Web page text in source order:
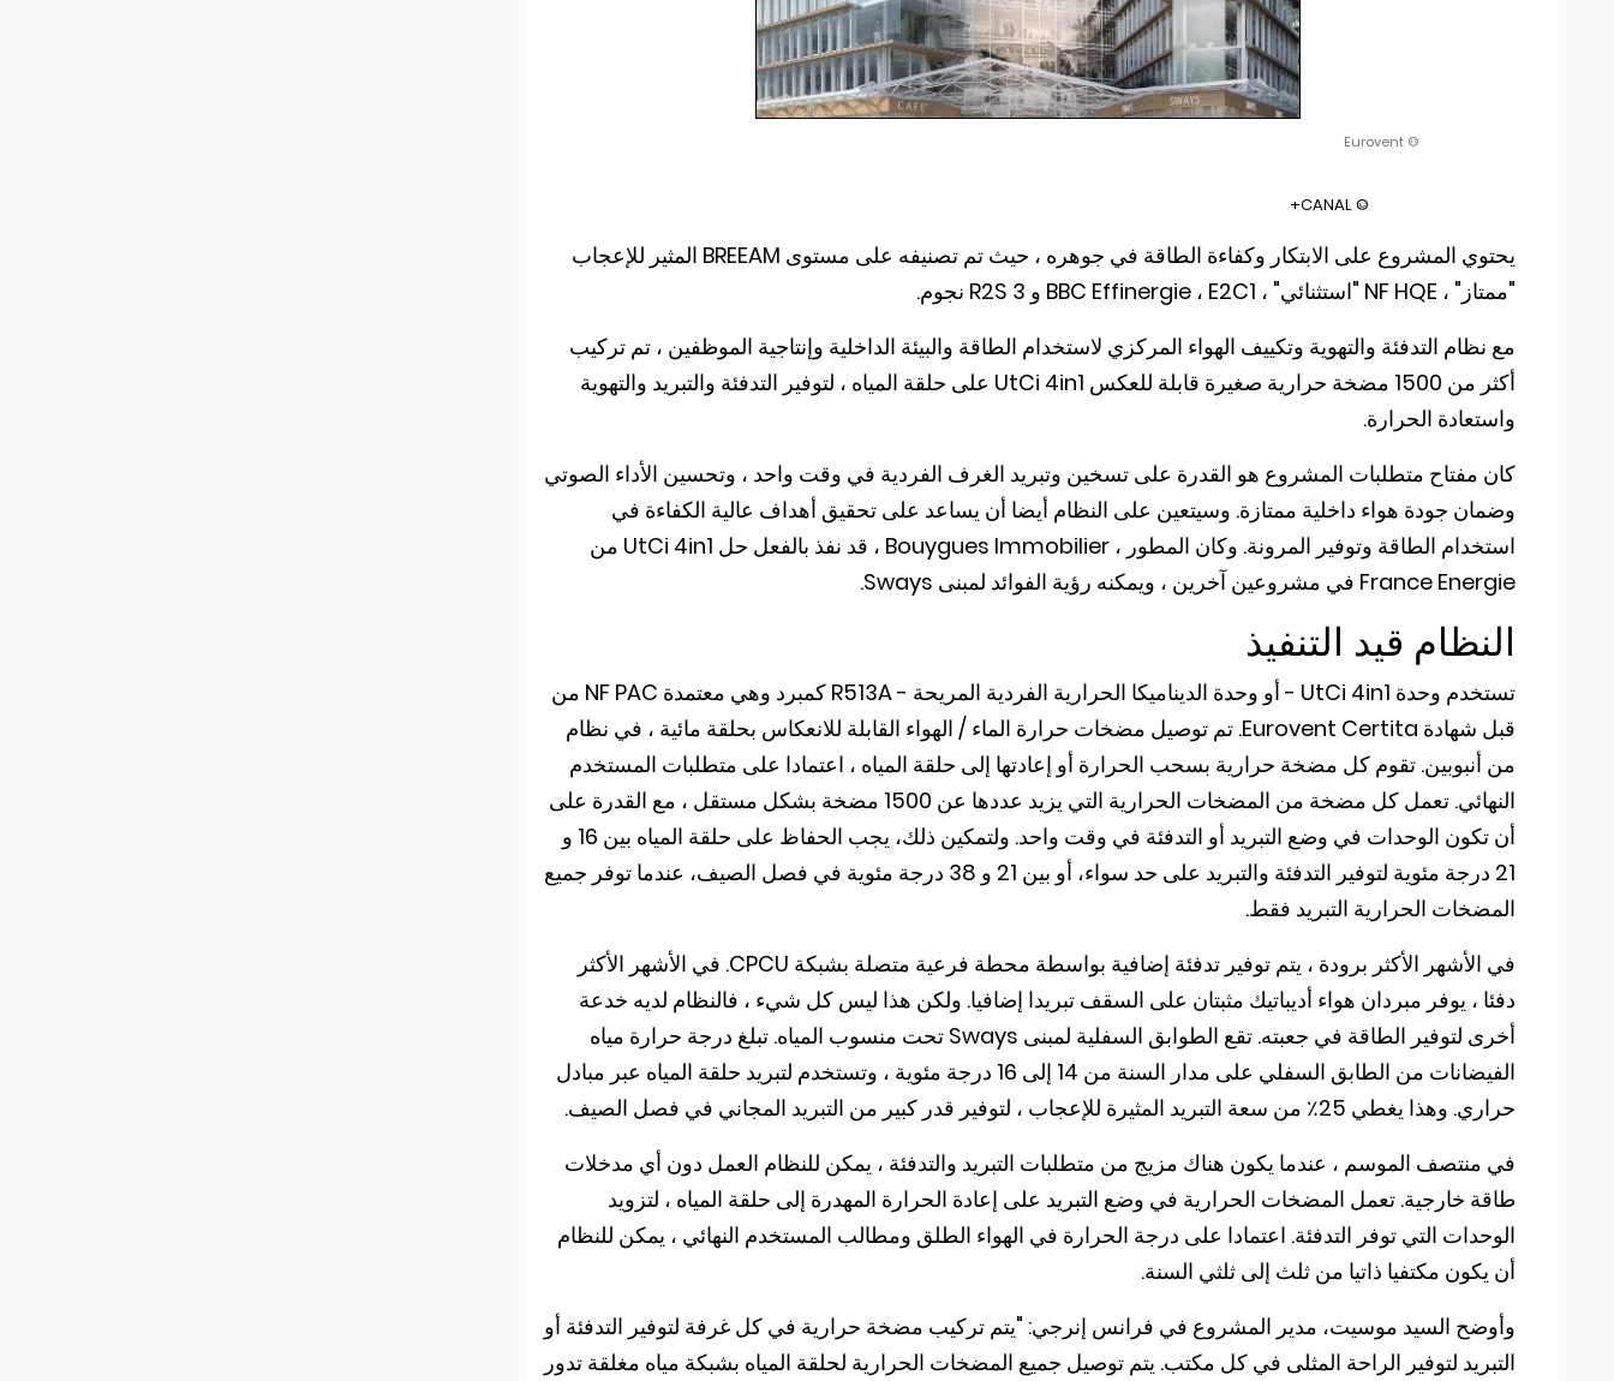
© Eurovent
© CANAL+
يحتوي المشروع على الابتكار وكفاءة الطاقة في جوهره ، حيث تم تصنيفه على مستوى BREEAM المثير للإعجاب
"ممتاز" ، NF HQE "استثنائي" ، BBC Effinergie ، E2C1 و R2S 3 نجوم.
مع نظام التدفئة والتهوية وتكييف الهواء المركزي لاستخدام الطاقة والبيئة الداخلية وإنتاجية الموظفين ، تم تركيب
أكثر من 1500 مضخة حرارية صغيرة قابلة للعكس UtCi 4in1 على حلقة المياه ، لتوفير التدفئة والتبريد والتهوية
واستعادة الحرارة.
كان مفتاح متطلبات المشروع هو القدرة على تسخين وتبريد الغرف الفردية في وقت واحد ، وتحسين الأداء الصوتي
وضمان جودة هواء داخلية ممتازة. وسيتعين على النظام أيضا أن يساعد على تحقيق أهداف عالية الكفاءة في
استخدام الطاقة وتوفير المرونة. وكان المطور ، Bouygues Immobilier ، قد نفذ بالفعل حل UtCi 4in1 من
France Energie في مشروعين آخرين ، ويمكنه رؤية الفوائد لمبنى Sways.
النظام قيد التنفيذ
تستخدم وحدة UtCi 4in1 - أو وحدة الديناميكا الحرارية الفردية المريحة - R513A كمبرد وهي معتمدة NF PAC من
قبل شهادة Eurovent Certita. تم توصيل مضخات حرارة الماء / الهواء القابلة للانعكاس بحلقة مائية ، في نظام
من أنبوبين. تقوم كل مضخة حرارية بسحب الحرارة أو إعادتها إلى حلقة المياه ، اعتمادا على متطلبات المستخدم
النهائي. تعمل كل مضخة من المضخات الحرارية التي يزيد عددها عن 1500 مضخة بشكل مستقل ، مع القدرة على
أن تكون الوحدات في وضع التبريد أو التدفئة في وقت واحد. ولتمكين ذلك، يجب الحفاظ على حلقة المياه بين 16 و
21 درجة مئوية لتوفير التدفئة والتبريد على حد سواء، أو بين 21 و 38 درجة مئوية في فصل الصيف، عندما توفر جميع
المضخات الحرارية التبريد فقط.
في الأشهر الأكثر برودة ، يتم توفير تدفئة إضافية بواسطة محطة فرعية متصلة بشبكة CPCU. في الأشهر الأكثر
دفئا ، يوفر مبردان هواء أديباتيك مثبتان على السقف تبريدا إضافيا. ولكن هذا ليس كل شيء ، فالنظام لديه خدعة
أخرى لتوفير الطاقة في جعبته. تقع الطوابق السفلية لمبنى Sways تحت منسوب المياه. تبلغ درجة حرارة مياه
الفيضانات من الطابق السفلي على مدار السنة من 14 إلى 16 درجة مئوية ، وتستخدم لتبريد حلقة المياه عبر مبادل
حراري. وهذا يغطي 25٪ من سعة التبريد المثيرة للإعجاب ، لتوفير قدر كبير من التبريد المجاني في فصل الصيف.
في منتصف الموسم ، عندما يكون هناك مزيج من متطلبات التبريد والتدفئة ، يمكن للنظام العمل دون أي مدخلات
طاقة خارجية. تعمل المضخات الحرارية في وضع التبريد على إعادة الحرارة المهدرة إلى حلقة المياه ، لتزويد
الوحدات التي توفر التدفئة. اعتمادا على درجة الحرارة في الهواء الطلق ومطالب المستخدم النهائي ، يمكن للنظام
أن يكون مكتفيا ذاتيا من ثلث إلى ثلثي السنة.
وأوضح السيد موسيت، مدير المشروع في فرانس إنرجي: "يتم تركيب مضخة حرارية في كل غرفة لتوفير التدفئة أو
التبريد لتوفير الراحة المثلى في كل مكتب. يتم توصيل جميع المضخات الحرارية لحلقة المياه بشبكة مياه مغلقة تدور